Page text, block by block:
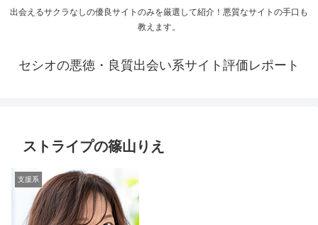
出会えるサクラなしの優良サイトのみを厳選して紹介！悪質なサイトの手口も
教えます。
セシオの悪徳・良質出会い系サイト評価レポート
ストライプの篠山りえ
支援系